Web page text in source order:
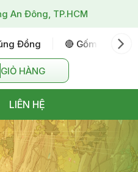
An Đông, TP.HCM
Đồng 🔴 Gốm Sứ Bát
GIỎ HÀNG
LIÊN HỆ